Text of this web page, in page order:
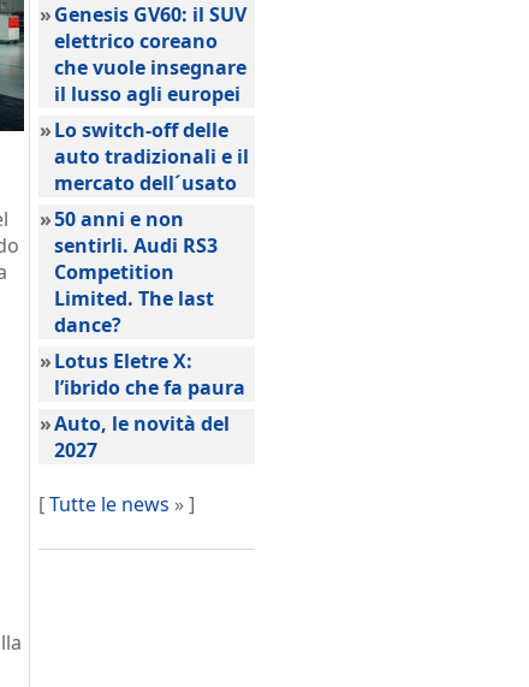
»Genesis GV60: il SUV
elettrico coreano
che vuole insegnare
il lusso agli europei
»Lo switch-off delle
auto tradizionali e il
mercato dell´usato
»50 anni e non
sentirli. Audi RS3
Competition
Limited. The last
dance?
»Lotus Eletre X:
l’ibrido che fa paura
»Auto, le novità del
2027
[Tutte le news » ]